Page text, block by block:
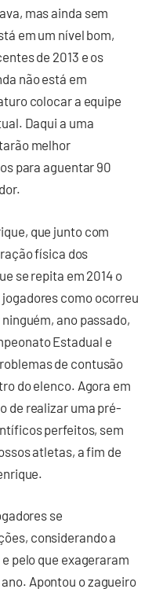
mas ainda sem
em um nível bom,
de 2013 e os
não está em
colocar a equipe
Daqui a uma
melhor
para aguentar 90
que junto com
física dos
se repita em 2014 o
como ocorreu
ano passado,
Estadual e
de contusão
do elenco. Agora em
de realizar uma pré-
perfeitos, sem
atletas, a fim de
se
considerando a
pelo que exageraram
Apontou o zagueiro